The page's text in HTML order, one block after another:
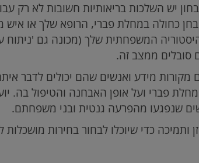
יש השלכות בריאותיות חשובות לא רק
כחולה במחלת פברי, הרופא שלך או איש
המשפחתית שלך (מכונה גם
סובלים ממצב זה.
מידע ואנשים שהם יכולים לדבר
פברי ועל אופן האבחנה והטיפול בה.
שנפגעו מהפרעה גנטית ובני משפחתם.
כדי שיוכלו לבחור בחירות מושכלות